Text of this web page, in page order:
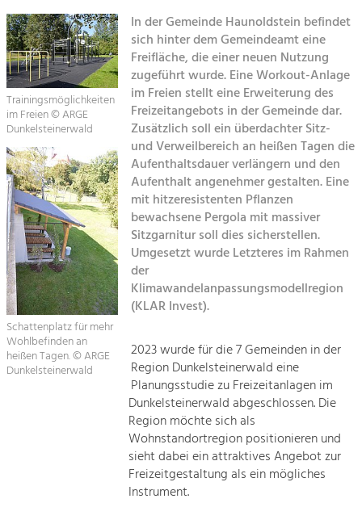
Impressum
Sitemap
Kontakt
Land- & Forstwirtschaft
Bewirtschaftung und Pflege der
Kulturlandschaft.
Tourismus
Angebotsentwicklung und
Positionierung.
Kunst & Kultur
Handwerk, Wissenschaft und Forschung.
Soziales, Bildung &
Identität
Gleichberechtigung, Jugend und
Integration
Mobilität & Energie
Klimawandel, öffentlicher Verkehr und
erneuerbare Energie
Wirtschaft
Steigerung regionaler Wertschöpfung
Trainingsmöglichkeiten
im Freien © ARGE
Dunkelsteinerwald
Schattenplatz für mehr
Wohlbefinden an
heißen Tagen. © ARGE
Dunkelsteinerwald
In der Gemeinde Haunoldstein befindet
sich hinter dem Gemeindeamt eine
Freifläche, die einer neuen Nutzung
zugeführt wurde. Eine Workout-Anlage
im Freien stellt eine Erweiterung des
Freizeitangebots in der Gemeinde dar.
Zusätzlich soll ein überdachter Sitz-
und Verweilbereich an heißen Tagen die
Aufenthaltsdauer verlängern und den
Aufenthalt angenehmer gestalten. Eine
mit hitzeresistenten Pflanzen
bewachsene Pergola mit massiver
Sitzgarnitur soll dies sicherstellen.
Umgesetzt wurde Letzteres im Rahmen
der
Klimawandelanpassungsmodellregion
(KLAR Invest).
2023 wurde für die 7 Gemeinden in der
Region Dunkelsteinerwald eine
Planungsstudie zu Freizeitanlagen im
Dunkelsteinerwald abgeschlossen. Die
Region möchte sich als
Wohnstandortregion positionieren und
sieht dabei ein attraktives Angebot zur
Freizeitgestaltung als ein mögliches
Instrument.